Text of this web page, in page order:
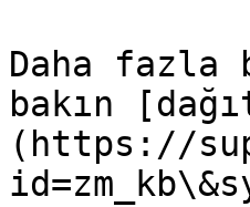
Daha fazla
bakın
(https://